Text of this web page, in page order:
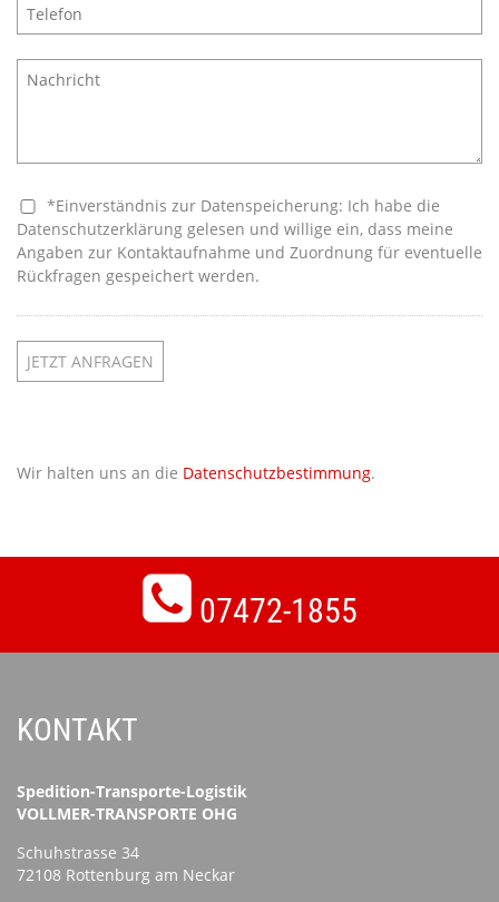
*Einverständnis zur Datenspeicherung: Ich habe die
Datenschutzerklärung gelesen und willige ein, dass meine
Angaben zur Kontaktaufnahme und Zuordnung für eventuelle
Rückfragen gespeichert werden.
JETZT ANFRAGEN
Wir halten uns an die Datenschutzbestimmung.
07472-1855
KONTAKT
Spedition-Transporte-Logistik
VOLLMER-TRANSPORTE OHG
Schuhstrasse 34
72108 Rottenburg am Neckar